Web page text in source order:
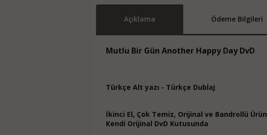
Açıklama Ödeme Bilgileri
Mutlu Bir Gün Another Happy Day DvD
Türkçe Alt yazı - Türkçe Dublaj
İkinci El, Çok Temiz, Orijinal ve Bandrollü Ürün
Kendi Orijinal DvD Kutusunda